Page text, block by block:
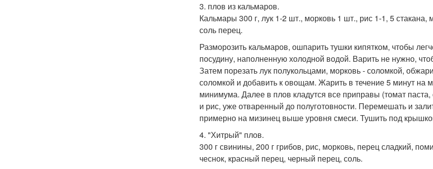
3. плов из кальмаров.
Кальмары 300 г, лук 1-2 шт., морковь 1 шт., рис 1-1, 5 стакана,
соль перец.
Разморозить кальмаров, ошпарить тушки кипятком, чтобы
посудину, наполненную холодной водой. Варить не нужно,
Затем порезать лук полукольцами, морковь - соломкой,
соломкой и добавить к овощам. Жарить в течение 5 минут на
минимума. Далее в плов кладутся все приправы (томат
и рис, уже отваренный до полуготовности. Перемешать и
примерно на мизинец выше уровня смеси. Тушить под
4. "Хитрый" плов.
300 г свинины, 200 г грибов, рис, морковь, перец сладкий,
чеснок, красный перец, черный перец, соль.